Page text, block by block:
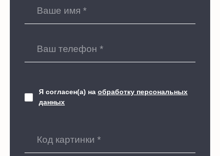
Я согласен(а) на обработку персональных
данных